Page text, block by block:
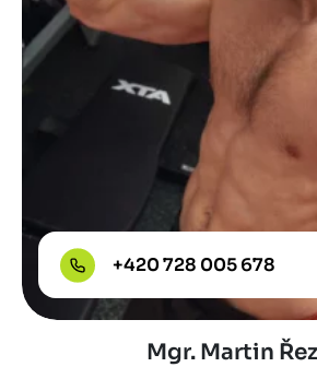
+420 728 005 678
Mgr. Martin